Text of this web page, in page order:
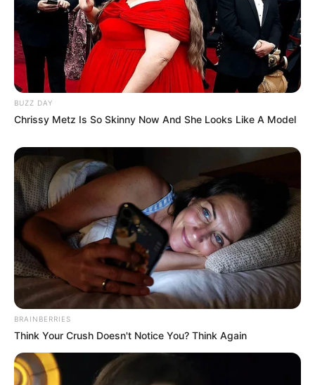
BUZZ DAY
Chrissy Metz Is So Skinny Now And She Looks Like A Model
BRAINBERRIES
Think Your Crush Doesn't Notice You? Think Again